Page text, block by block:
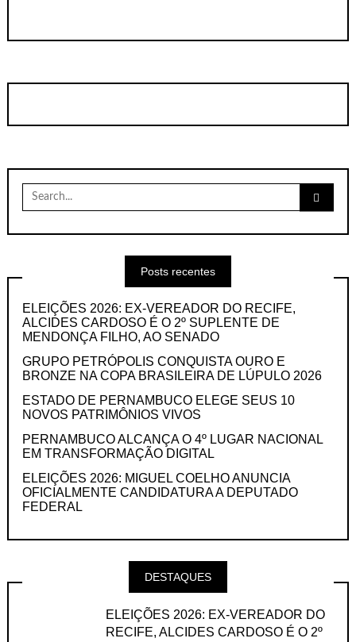
Search
for:
Posts recentes
ELEIÇÕES 2026: EX-VEREADOR DO RECIFE,
ALCIDES CARDOSO É O 2º SUPLENTE DE
MENDONÇA FILHO, AO SENADO
GRUPO PETRÓPOLIS CONQUISTA OURO E
BRONZE NA COPA BRASILEIRA DE LÚPULO 2026
ESTADO DE PERNAMBUCO ELEGE SEUS 10
NOVOS PATRIMÔNIOS VIVOS
PERNAMBUCO ALCANÇA O 4º LUGAR NACIONAL
EM TRANSFORMAÇÃO DIGITAL
ELEIÇÕES 2026: MIGUEL COELHO ANUNCIA
OFICIALMENTE CANDIDATURA A DEPUTADO
FEDERAL
DESTAQUES
ELEIÇÕES 2026: EX-VEREADOR DO
RECIFE, ALCIDES CARDOSO É O 2º